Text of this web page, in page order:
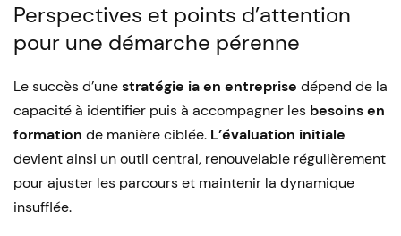
Perspectives et points d’attention
pour une démarche pérenne
Le succès d’unestratégie ia en entreprise dépend de la
capacité à identifier puis à accompagner les besoins en
formation de manière ciblée. L’évaluation initiale
devient ainsi un outil central, renouvelable régulièrement
pour ajuster les parcours et maintenir la dynamique
insufflée.